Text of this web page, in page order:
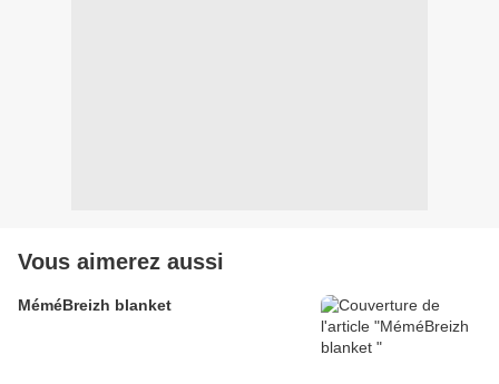
Vous aimerez aussi
MéméBreizh blanket